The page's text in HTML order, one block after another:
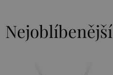
Nejoblíbenější